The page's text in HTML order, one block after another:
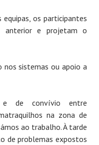
equipas, os participantes
e projetam o
nos sistemas ou apoio a
de convívio entre
na zona de
ao trabalho. À tarde
de problemas expostos